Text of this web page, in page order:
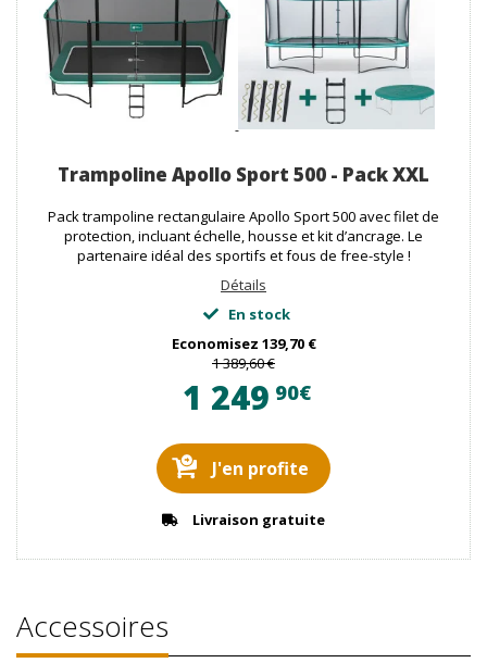
Trampoline Apollo Sport 500 - Pack XXL
Pack trampoline rectangulaire Apollo Sport 500 avec filet de
protection, incluant échelle, housse et kit d’ancrage. Le
partenaire idéal des sportifs et fous de free-style !
Détails
En stock
Economisez 139,70 €
1 389,60 €
1 249 90€
J'en profite
Livraison gratuite
Accessoires